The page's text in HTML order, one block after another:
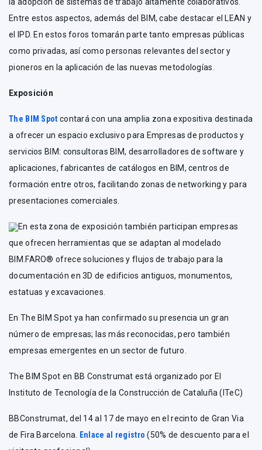
Entre estos aspectos, además del BIM, cabe destacar el LEAN y
el IPD. En estos foros tomarán parte tanto empresas públicas
como privadas, así como personas relevantes del sector y
pioneros en la aplicación de las nuevas metodologías.
Exposición
The BIM Spot contará con una amplia zona expositiva destinada
a ofrecer un espacio exclusivo para Empresas de productos y
servicios BIM: consultoras BIM, desarrolladores de software y
aplicaciones, fabricantes de catálogos en BIM, centros de
formación entre otros, facilitando zonas de networking y para
presentaciones comerciales.
En esta zona de exposición también participan empresas
que ofrecen herramientas que se adaptan al modelado
BIM.FARO® ofrece soluciones y flujos de trabajo para la
documentación en 3D de edificios antiguos, monumentos,
estatuas y excavaciones.
En The BIM Spot ya han confirmado su presencia un gran
número de empresas; las más reconocidas, pero también
empresas emergentes en un sector de futuro.
The BIM Spot en BB Construmat está organizado por El
Instituto de Tecnología de la Construcción de Cataluña (ITeC)
BBConstrumat, del 14 al 17 de mayo en el recinto de Gran Via
de Fira Barcelona.
Enlace al registro (50% de descuento para el